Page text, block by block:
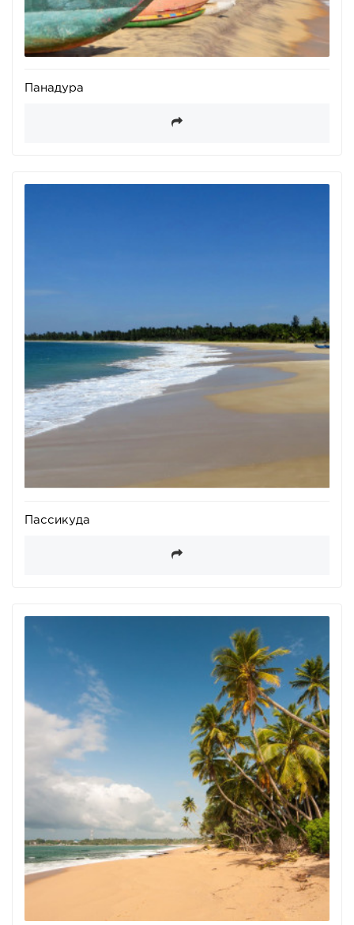
Панадура
Пассикуда